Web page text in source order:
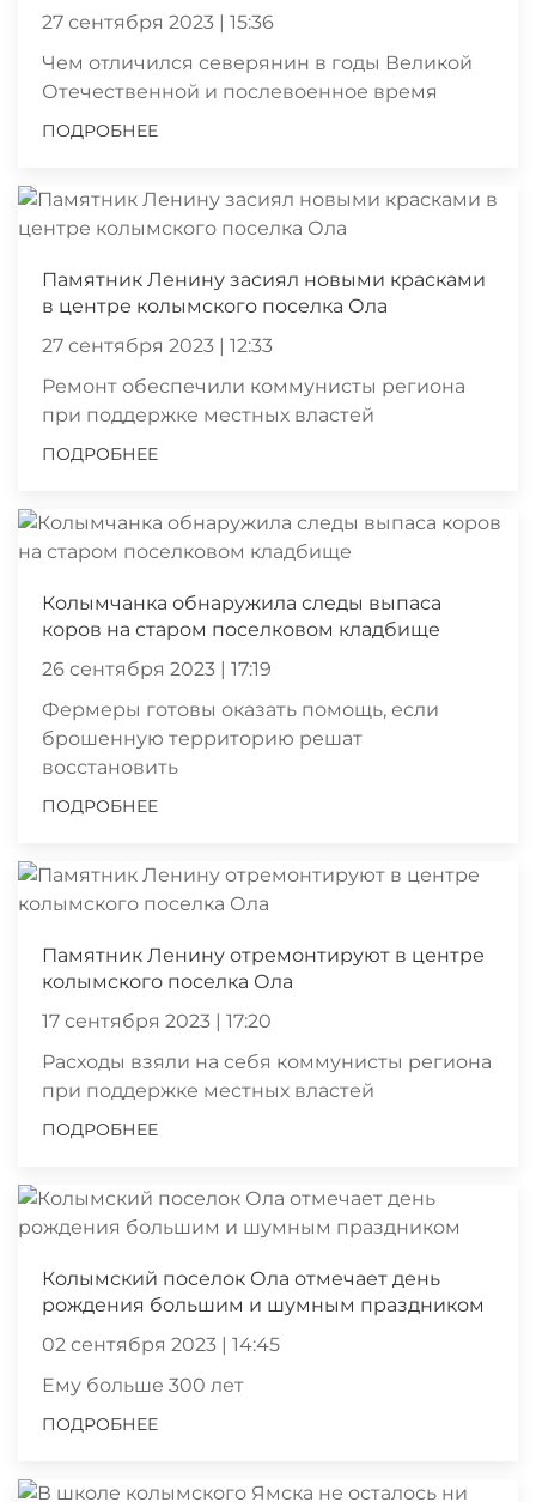
27 сентября 2023 | 15:36
Чем отличился северянин в годы Великой
Отечественной и послевоенное время
ПОДРОБНЕЕ
Памятник Ленину засиял новыми красками
в центре колымского поселка Ола
27 сентября 2023 | 12:33
Ремонт обеспечили коммунисты региона
при поддержке местных властей
ПОДРОБНЕЕ
Колымчанка обнаружила следы выпаса
коров на старом поселковом кладбище
26 сентября 2023 | 17:19
Фермеры готовы оказать помощь, если
брошенную территорию решат
восстановить
ПОДРОБНЕЕ
Памятник Ленину отремонтируют в центре
колымского поселка Ола
17 сентября 2023 | 17:20
Расходы взяли на себя коммунисты региона
при поддержке местных властей
ПОДРОБНЕЕ
Колымский поселок Ола отмечает день
рождения большим и шумным праздником
02 сентября 2023 | 14:45
Ему больше 300 лет
ПОДРОБНЕЕ